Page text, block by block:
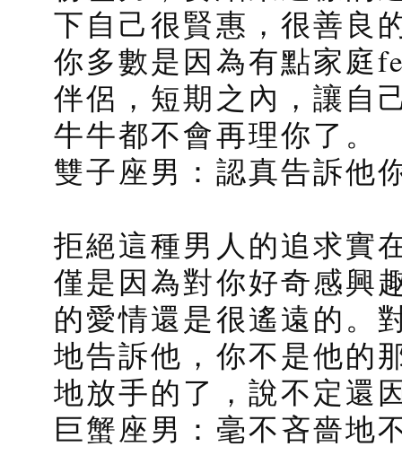
下自己很賢惠，很善良
你多數是因為有點家庭
伴侶，短期之內，讓自
牛牛都不會再理你了。
雙子座男：認真告訴他
拒絕這種男人的追求實
僅是因為對你好奇感興
的愛情還是很遙遠的。
地告訴他，你不是他的
地放手的了，說不定還
巨蟹座男：毫不吝嗇地